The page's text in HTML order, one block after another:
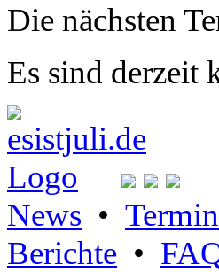
Die nächsten
Es sind derzeit
News •
Berichte •